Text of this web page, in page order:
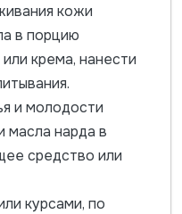
кожи
в порцию
крема, нанести
и молодости
масла нарда в
средство или
курсами, по